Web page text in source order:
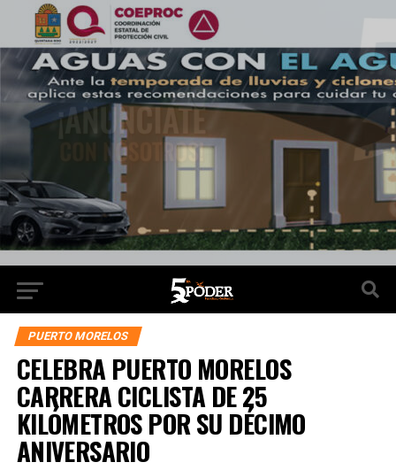
PUERTO MORELOS
CELEBRA PUERTO MORELOS
CARRERA CICLISTA DE 25
KILÓMETROS POR SU DÉCIMO
ANIVERSARIO